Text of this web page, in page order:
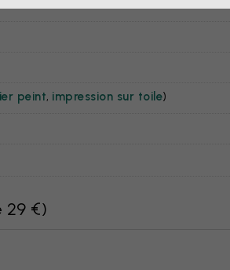
peint, impression sur toile)
29 €)